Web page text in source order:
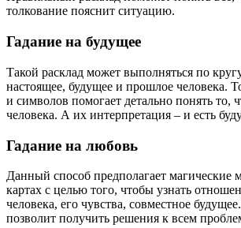
толкование пояснит ситуацию.
Гадание на будущее
Такой расклад может выполняться по
настоящее, будущее и прошлое человека.
и символов помогает детально понять то,
человека. А их интерпретация – и есть
Гадание на любовь
Данный способ предполагает магические
картах с целью того, чтобы узнать
человека, его чувства, совместное
позволит получить решения к всем